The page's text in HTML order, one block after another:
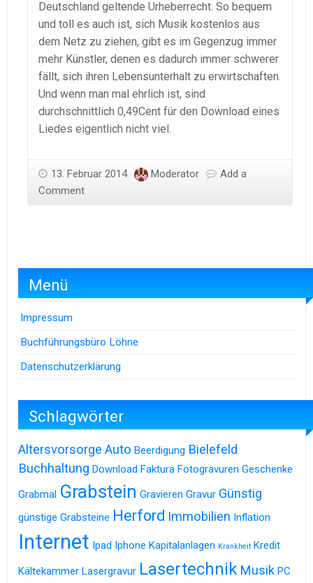
Deutschland geltende Urheberrecht. So bequem
und toll es auch ist, sich Musik kostenlos aus
dem Netz zu ziehen, gibt es im Gegenzug immer
mehr Künstler, denen es dadurch immer schwerer
fällt, sich ihren Lebensunterhalt zu erwirtschaften.
Und wenn man mal ehrlich ist, sind
durchschnittlich 0,49Cent für den Download eines
Liedes eigentlich nicht viel.
13. Februar 2014 Moderator
Add a
Comment
Menü
Impressum
Buchführungsbüro Löhne
Datenschutzerklärung
Schlagwörter
Altersvorsorge Auto Beerdigung Bielefeld
Buchhaltung Download Faktura Fotogravuren Geschenke
Grabmal Grabstein Gravieren Gravur Günstig
günstige Grabsteine Herford Immobilien Inflation
Internet Ipad Iphone Kapitalanlagen Krankheit Kredit
Kältekammer Lasergravur Lasertechnik Musik PC